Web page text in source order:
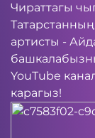
Чираттагы
артисты -
YouTube
карагыз!